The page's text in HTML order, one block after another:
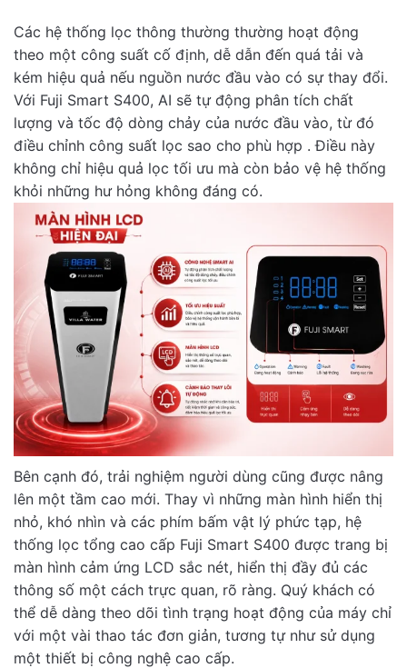
Các hệ thống lọc thông thường thường hoạt động
theo một công suất cố định, dễ dẫn đến quá tải và
kém hiệu quả nếu nguồn nước đầu vào có sự thay đổi.
Với Fuji Smart S400, AI sẽ tự động phân tích chất
lượng và tốc độ dòng chảy của nước đầu vào, từ đó
điều chỉnh công suất lọc sao cho phù hợp . Điều này
không chỉ hiệu quả lọc tối ưu mà còn bảo vệ hệ thống
khỏi những hư hỏng không đáng có.
Bên cạnh đó, trải nghiệm người dùng cũng được nâng
lên một tầm cao mới. Thay vì những màn hình hiển thị
nhỏ, khó nhìn và các phím bấm vật lý phức tạp, hệ
thống lọc tổng cao cấp Fuji Smart S400 được trang bị
màn hình cảm ứng LCD sắc nét, hiển thị đầy đủ các
thông số một cách trực quan, rõ ràng. Quý khách có
thể dễ dàng theo dõi tình trạng hoạt động của máy chỉ
với một vài thao tác đơn giản, tương tự như sử dụng
một thiết bị công nghệ cao cấp.